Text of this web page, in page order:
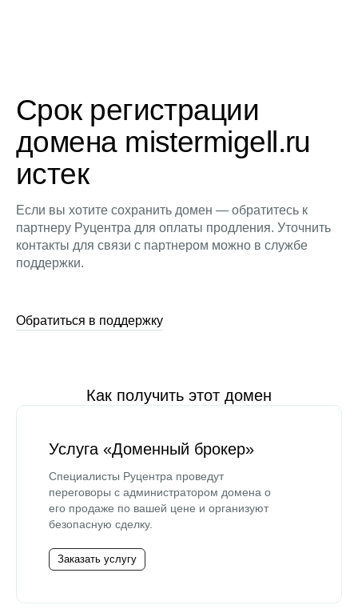
Срок регистрации
домена mistermigell.ru
истек
Если вы хотите сохранить домен — обратитесь к
партнеру Руцентра для оплаты продления. Уточнить
контакты для связи с партнером можно в службе
поддержки.
Обратиться в поддержку
Как получить этот домен
Услуга «Доменный брокер»
Специалисты Руцентра проведут
переговоры с администратором домена о
его продаже по вашей цене и организуют
безопасную сделку.
Заказать услугу